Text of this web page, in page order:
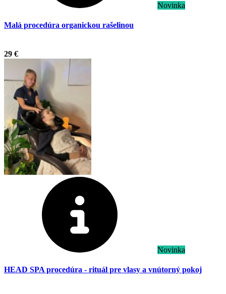
Novinka
Malá procedúra organickou rašelinou
29 €
Novinka
HEAD SPA procedúra - rituál pre vlasy a vnútorný pokoj